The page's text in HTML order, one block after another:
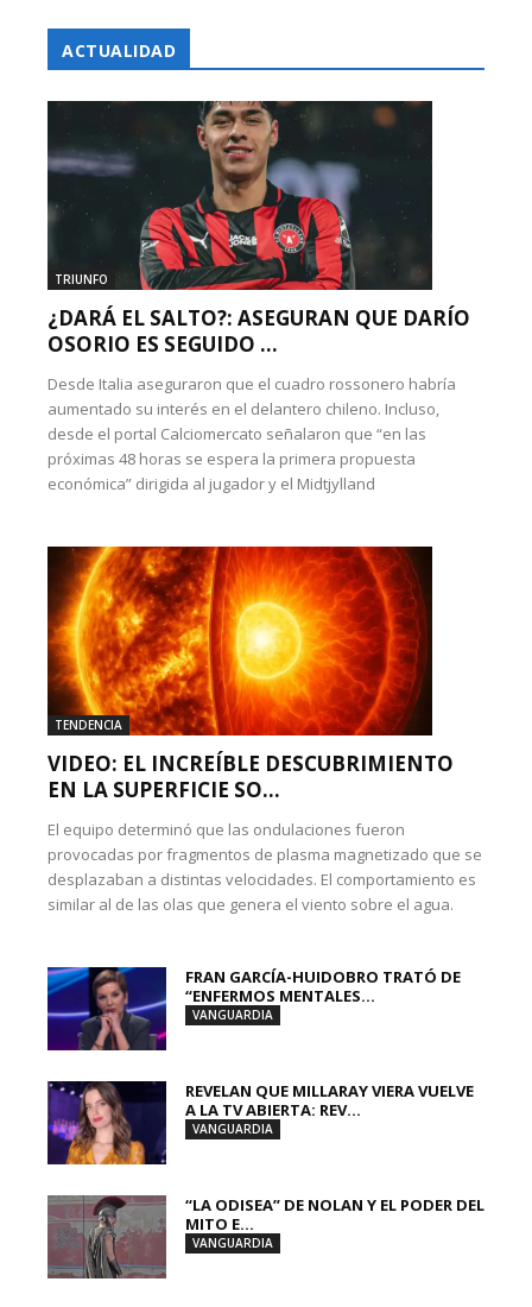
ACTUALIDAD
TRIUNFO
¿DARÁ EL SALTO?: ASEGURAN QUE DARÍO
OSORIO ES SEGUIDO ...
Desde Italia aseguraron que el cuadro rossonero habría
aumentado su interés en el delantero chileno. Incluso,
desde el portal Calciomercato señalaron que “en las
próximas 48 horas se espera la primera propuesta
económica” dirigida al jugador y el Midtjylland
TENDENCIA
VIDEO: EL INCREÍBLE DESCUBRIMIENTO
EN LA SUPERFICIE SO...
El equipo determinó que las ondulaciones fueron
provocadas por fragmentos de plasma magnetizado que se
desplazaban a distintas velocidades. El comportamiento es
similar al de las olas que genera el viento sobre el agua.
FRAN GARCÍA-HUIDOBRO TRATÓ DE
“ENFERMOS MENTALES...
VANGUARDIA
REVELAN QUE MILLARAY VIERA VUELVE
A LA TV ABIERTA: REV...
VANGUARDIA
“LA ODISEA” DE NOLAN Y EL PODER DEL
MITO E...
VANGUARDIA